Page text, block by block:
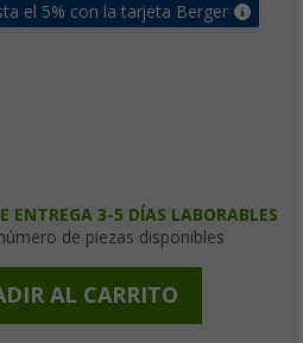
el 5% con la tarjeta Berger
ENTREGA 3-5 DÍAS LABORABLES
de piezas disponibles
AL CARRITO